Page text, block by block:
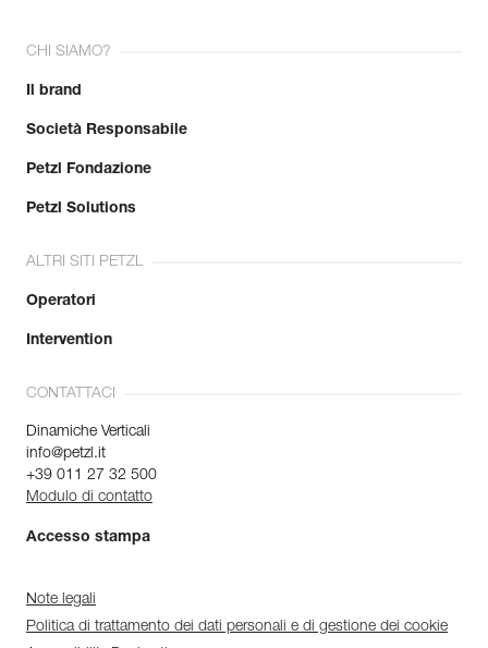
CHI SIAMO?
Il brand
Società Responsabile
Petzl Fondazione
Petzl Solutions
ALTRI SITI PETZL
Operatori
Intervention
CONTATTACI
Dinamiche Verticali
info@petzl.it
+39 011 27 32 500
Modulo di contatto
Accesso stampa
Note legali
Politica di trattamento dei dati personali e di gestione dei cookie